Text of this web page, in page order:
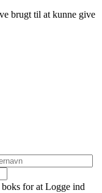
brugt til at kunne give
for at Logge ind